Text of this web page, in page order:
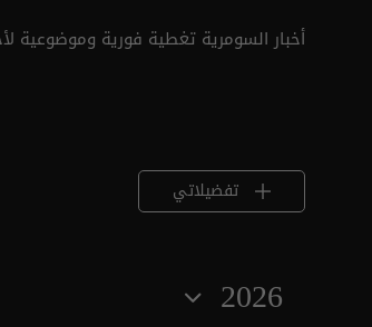
أخبار السومرية تغطية فورية وموضوعية
تفضيلاتي
2026